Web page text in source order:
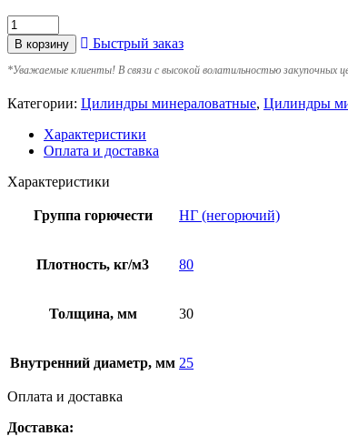
В корзину Быстрый заказ
*Уважаемые клиенты! В связи с высокой волатильностью закупочных
Категории: Цилиндры минераловатные, Цилиндры
Характеристики
Оплата и доставка
Характеристики
Группа горючести НГ (негорючий)
Плотность, кг/м3 80
Толщина, мм 30
Внутренний диаметр, мм 25
Оплата и доставка
Доставка: